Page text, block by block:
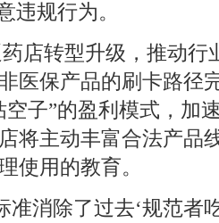
违规行为。
店转型升级，推动行
医保产品的刷卡路径
子”的盈利模式，加
将主动丰富合法产品
使用的教育。
准消除了过去‘规范者